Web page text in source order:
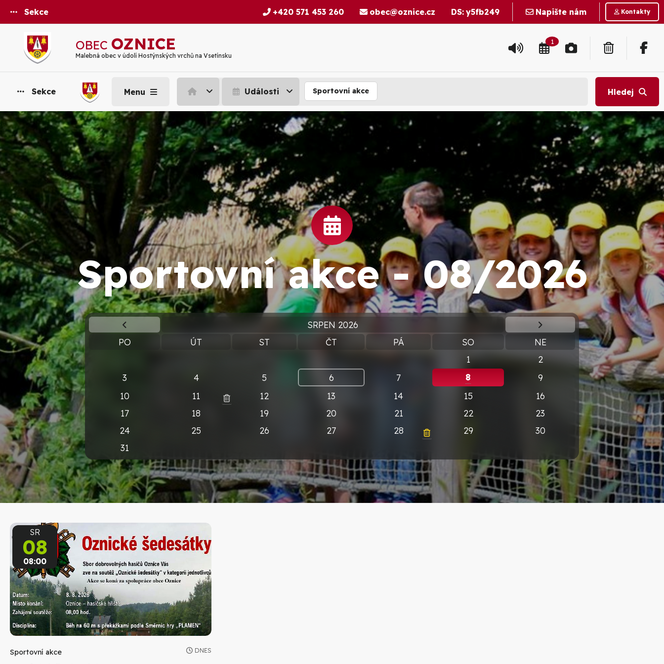
Sekce +420 571 453 260 obec@oznice.cz DS: y5fb249 Napište nám Kontakty
OBEC OZNICE
Malebná obec v údolí Hostýnských vrchů na Vsetínsku
1
Sekce Menu Události Sportovní akce Hledej
Sportovní akce -08/2026
SRPEN 2026
PO
ÚT ST ČT PÁ SO
NE
1
2
3
4 5 6 7 8
9
10
11 12 13 14 15
16
17
18 19 20 21 22
23
24
25 26 27 28 29
30
31
SR
08
08:00
Sportovní akce DNES